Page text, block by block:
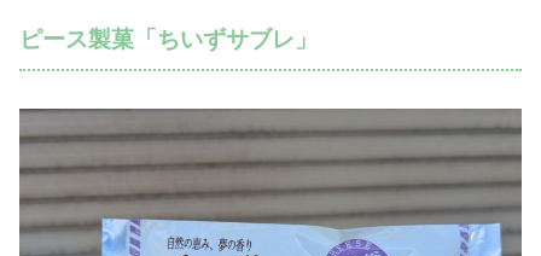
ピース製菓「ちいずサブレ」